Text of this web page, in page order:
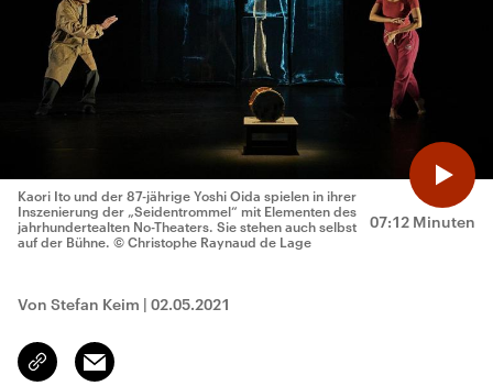
07:12 Minuten
Kaori Ito und der 87-jährige Yoshi Oida spielen in ihrer
Inszenierung der „Seidentrommel“ mit Elementen des
jahrhundertealten No-Theaters. Sie stehen auch selbst
auf der Bühne. © Christophe Raynaud de Lage
Von Stefan Keim | 02.05.2021
Link
kopieren/teilen
Email